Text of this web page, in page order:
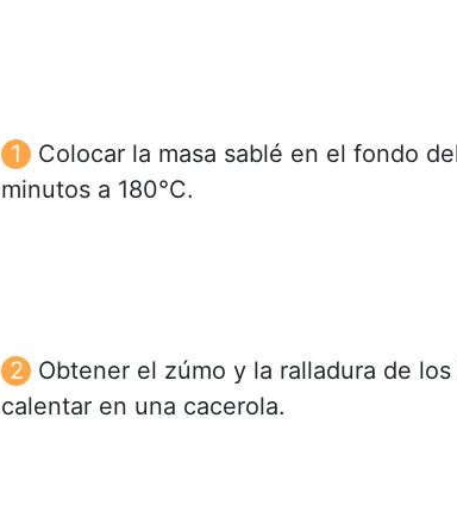
Colocar la masa sablé en el fondo
minutos a 180°C.
Obtener el zúmo y la ralladura de
calentar en una cacerola.